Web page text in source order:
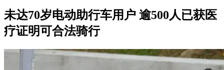
未达70岁电动助行车用户 逾500人已获医
疗证明可合法骑行